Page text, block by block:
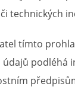
technických
tímto
údajů podléhá